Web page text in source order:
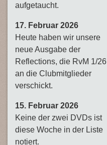
aufgetaucht.
17. Februar 2026
Heute haben wir unsere
neue Ausgabe der
Reflections, die RvM 1/26
an die Clubmitglieder
verschickt.
15. Februar 2026
Keine der zwei DVDs ist
diese Woche in der Liste
notiert.